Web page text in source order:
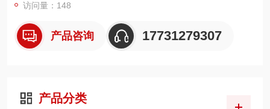
访问量：148
产品咨询 17731279307
产品分类